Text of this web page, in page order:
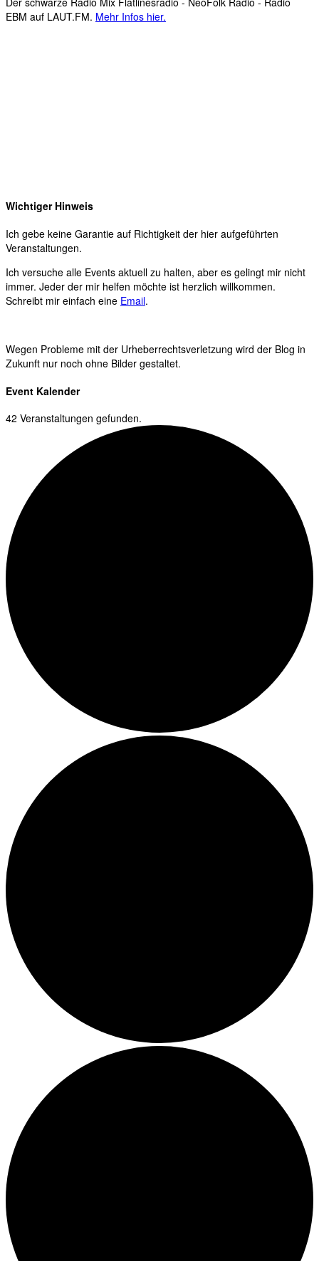
EBM auf LAUT.FM. Mehr Infos hier.
Wichtiger Hinweis
Ich gebe keine Garantie auf Richtigkeit der hier aufgeführten
Veranstaltungen.
Ich versuche alle Events aktuell zu halten, aber es gelingt mir nicht
immer. Jeder der mir helfen möchte ist herzlich willkommen.
Schreibt mir einfach eine Email.
Wegen Probleme mit der Urheberrechtsverletzung wird der Blog in
Zukunft nur noch ohne Bilder gestaltet.
Event Kalender
42 Veranstaltungen gefunden.